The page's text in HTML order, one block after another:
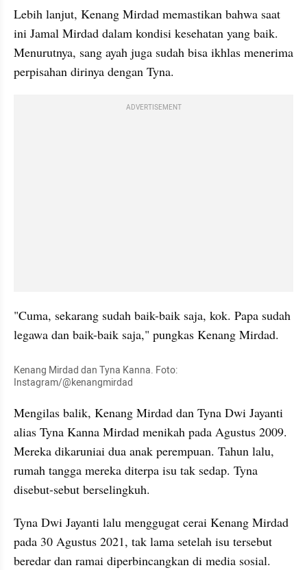
Lebih lanjut, Kenang Mirdad memastikan bahwa saat
ini Jamal Mirdad dalam kondisi kesehatan yang baik.
Menurutnya, sang ayah juga sudah bisa ikhlas menerima
perpisahan dirinya dengan Tyna.
ADVERTISEMENT
"Cuma, sekarang sudah baik-baik saja, kok. Papa sudah
legawa dan baik-baik saja," pungkas Kenang Mirdad.
Kenang Mirdad dan Tyna Kanna. Foto:
Instagram/@kenangmirdad
Mengilas balik, Kenang Mirdad dan Tyna Dwi Jayanti
alias Tyna Kanna Mirdad menikah pada Agustus 2009.
Mereka dikaruniai dua anak perempuan. Tahun lalu,
rumah tangga mereka diterpa isu tak sedap. Tyna
disebut-sebut berselingkuh.
Tyna Dwi Jayanti lalu menggugat cerai Kenang Mirdad
pada 30 Agustus 2021, tak lama setelah isu tersebut
beredar dan ramai diperbincangkan di media sosial.